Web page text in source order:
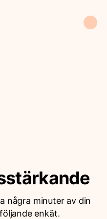
några minuter av din
enkät.